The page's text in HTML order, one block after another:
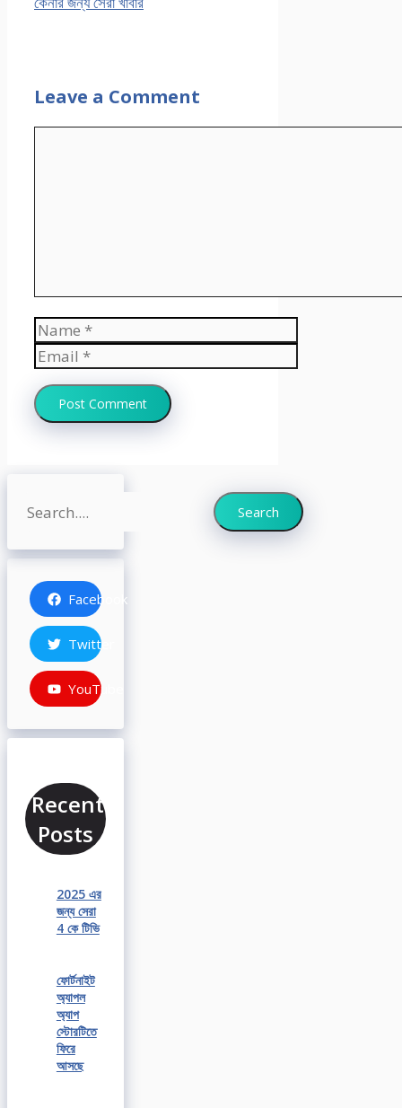
Leave a Comment
Name
Email
Search
Facebook
Twitter
YouTube
Recent
Posts
2025 এর
জন্য সেরা
4 কে টিভি
ফোর্টনাইট
অ্যাপল
অ্যাপ
স্টোরটিতে
ফিরে
আসছে